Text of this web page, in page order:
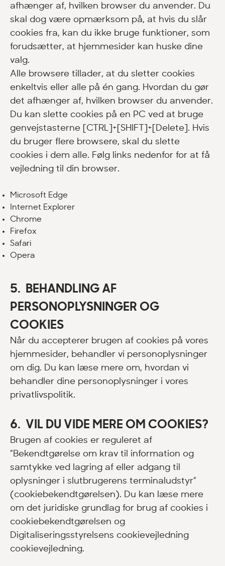
afhænger af, hvilken browser du anvender. Du
skal dog være opmærksom på, at hvis du slår
cookies fra, kan du ikke bruge funktioner, som
forudsætter, at hjemmesider kan huske dine
valg.
Alle browsere tillader, at du sletter cookies
enkeltvis eller alle på én gang. Hvordan du gør
det afhænger af, hvilken browser du anvender.
Du kan slette cookies på en PC ved at bruge
genvejstasterne [CTRL]+[SHIFT]+[Delete]. Hvis
du bruger flere browsere, skal du slette
cookies i dem alle. Følg links nedenfor for at få
vejledning til din browser.
Microsoft Edge
Internet Explorer
Chrome
Firefox
Safari
Opera
5. BEHANDLING AF
PERSONOPLYSNINGER OG
COOKIES
Når du accepterer brugen af cookies på vores
hjemmesider, behandler vi personoplysninger
om dig. Du kan læse mere om, hvordan vi
behandler dine personoplysninger i vores
privatlivspolitik
6. VIL DU VIDE MERE OM COOKIES?
Brugen af cookies er reguleret af
”Bekendtgørelse om krav til information og
samtykke ved lagring af eller adgang til
oplysninger i slutbrugerens terminaludstyr”
(cookiebekendtgørelsen). Du kan læse mere
om det juridiske grundlag for brug af cookies i
cookiebekendtgørelsen og
Digitaliseringsstyrelsens cookievejledning
cookievejledning